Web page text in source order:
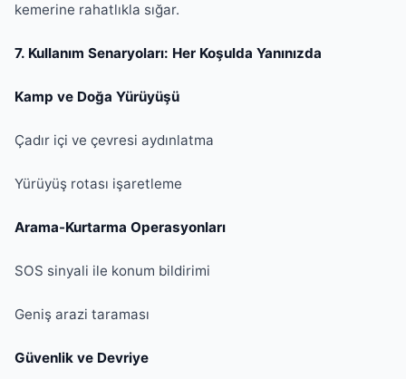
kemerine rahatlıkla sığar.
7. Kullanım Senaryoları: Her Koşulda Yanınızda
Kamp ve Doğa Yürüyüşü
Çadır içi ve çevresi aydınlatma
Yürüyüş rotası işaretleme
Arama-Kurtarma Operasyonları
SOS sinyali ile konum bildirimi
Geniş arazi taraması
Güvenlik ve Devriye